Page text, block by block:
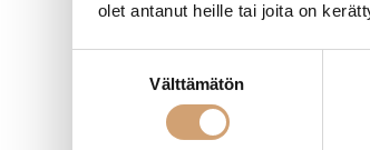
olet antanut heille tai joita on
Välttämätön